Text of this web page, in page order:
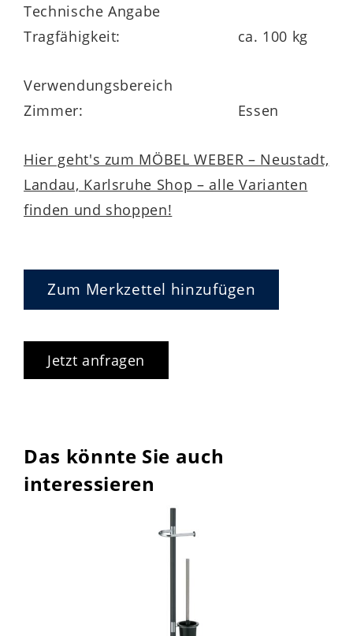
Technische Angabe
Tragfähigkeit:
ca. 100 kg
Verwendungsbereich
Zimmer:
Essen
Hier geht's zum MÖBEL WEBER – Neustadt,
Landau, Karlsruhe Shop – alle Varianten
finden und shoppen!
Zum Merkzettel hinzufügen
Jetzt anfragen
Das könnte Sie auch
interessieren